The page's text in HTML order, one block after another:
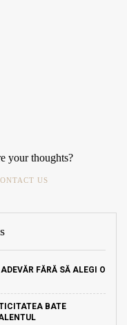
your thoughts?
US
FĂRĂ SĂ ALEGI O
BATE